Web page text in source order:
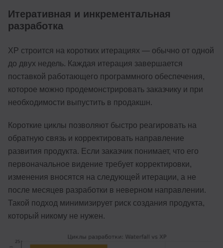
Итеративная и инкрементальная
разработка
XP строится на коротких итерациях — обычно от одной
до двух недель. Каждая итерация завершается
поставкой работающего программного обеспечения,
которое можно продемонстрировать заказчику и при
необходимости выпустить в продакшн.
Короткие циклы позволяют быстро реагировать на
обратную связь и корректировать направление
развития продукта. Если заказчик понимает, что его
первоначальное видение требует корректировки,
изменения вносятся на следующей итерации, а не
после месяцев разработки в неверном направлении.
Такой подход минимизирует риск создания продукта,
который никому не нужен.